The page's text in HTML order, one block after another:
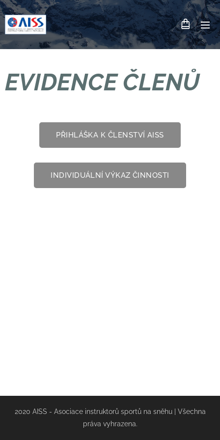
EVIDENCE ČLENŮ
PŘIHLÁŠKA K ČLENSTVÍ AISS
INDIVIDUÁLNÍ VÝKAZ ČINNOSTI
2020 AISS - Asociace instruktorů sportů na sněhu | Všechna
práva vyhrazena.